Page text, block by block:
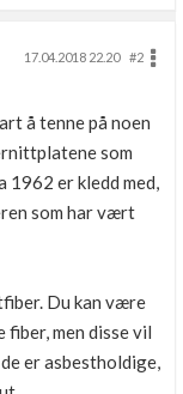
17.04.2018 22.20
#2
å tenne på noen
som
1962 er kledd med,
som har vært
Du kan være
men disse vil
er asbestholdige,